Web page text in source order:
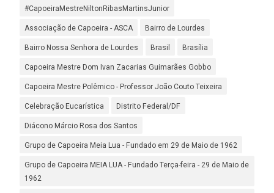
#CapoeiraMestreNiltonRibasMartinsJunior
Associação de Capoeira - ASCA Bairro de Lourdes
Bairro Nossa Senhora de Lourdes Brasil Brasília
Capoeira Mestre Dom Ivan Zacarias Guimarães Gobbo
Capoeira Mestre Polêmico - Professor João Couto Teixeira
Celebração Eucarística Distrito Federal/DF
Diácono Márcio Rosa dos Santos
Grupo de Capoeira Meia Lua - Fundado em 29 de Maio de 1962
Grupo de Capoeira MEIA LUA - Fundado Terça-feira - 29 de Maio de
1962